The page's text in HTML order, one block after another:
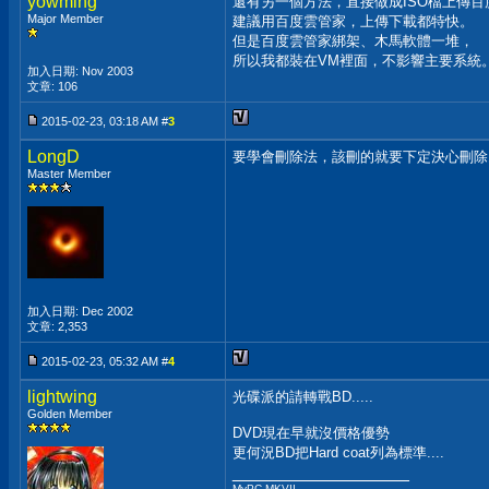
Major Member
加入日期: Nov 2003
文章: 106
建議用百度雲管家，上傳下載都特快。
但是百度雲管家綁架、木馬軟體一堆，
所以我都裝在VM裡面，不影響主要系統。
2015-02-23, 03:18 AM #3
LongD
Master Member
加入日期: Dec 2002
文章: 2,353
要學會刪除法，該刪的就要下定決心刪除
2015-02-23, 05:32 AM #4
lightwing
Golden Member
光碟派的請轉戰BD.....
DVD現在早就沒價格優勢
更何況BD把Hard coat列為標準....